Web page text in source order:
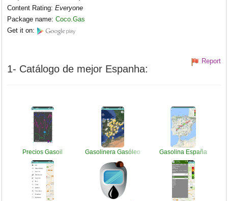
Content Rating:Everyone
Package name:Coco.Gas
Get it on:
Report
1- Catálogo de mejor Espanha:
Precios Gasoil Gasolinera Gasóleo Gasolina España